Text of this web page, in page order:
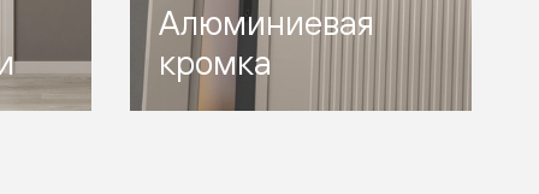
Алюминиевая
кромка